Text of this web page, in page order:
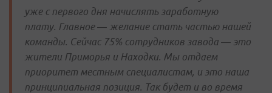
уже с первого дня начислять заработную
плату. Главное — желание стать частью нашей
команды. Сейчас 75% сотрудников завода — это
жители Приморья и Находки. Мы отдаем
приоритет местным специалистам, и это наша
принципиальная позиция. Так будет и во время